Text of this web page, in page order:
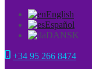
English
Español
DANSK
+34 95 266 8474